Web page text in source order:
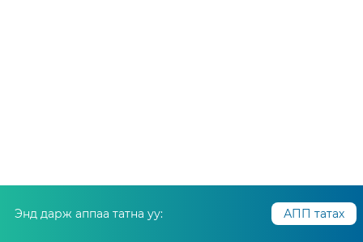
Энд дарж аппаа татна уу: АПП татах